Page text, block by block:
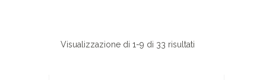
Visualizzazione di 1-9 di 33 risultati